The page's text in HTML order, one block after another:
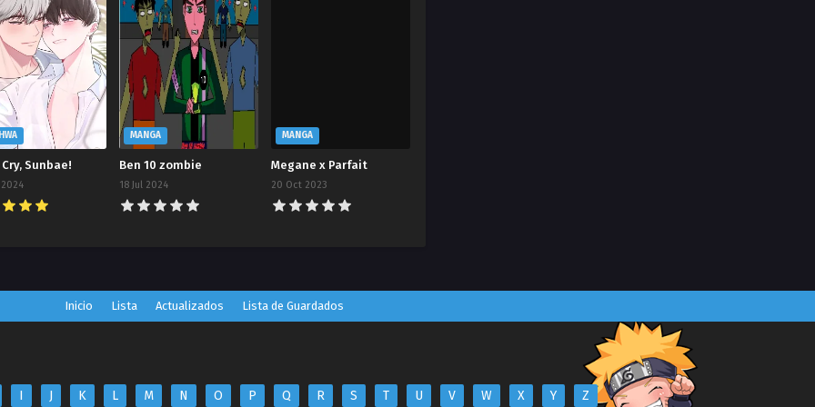
Sunbae!
MANGA
Ben 10 zombie
18 Jul 2024
MANGA
Megane x Parfait
20 Oct 2023
Inicio Lista Actualizados Lista de Guardados
I J K L M N O P Q R S T U V W X Y Z